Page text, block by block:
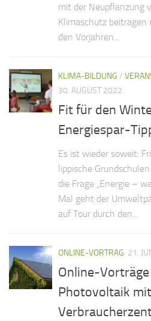
mit der Neupflanzung
Klimaschutz beitragen
den Vorjahren...
KLIMA-BILDUNG /
30. AUGUST 2022
Fit für den
Energiespar-
Es ist wieder soweit:
lippische
die Frage „Energie –
Mal geht der
auf Tour durch den...
ONLINE-VORTRAG 21.
Online-
Photovoltaik